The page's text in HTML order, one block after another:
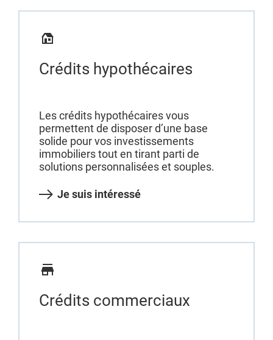
Crédits hypothécaires
Les crédits hypothécaires vous
permettent de disposer d’une base
solide pour vos investissements
immobiliers tout en tirant parti de
solutions personnalisées et souples.
Je suis intéressé
Crédits commerciaux